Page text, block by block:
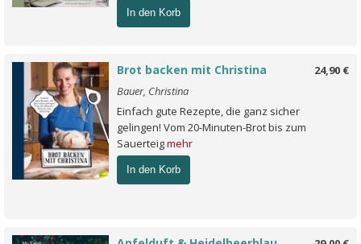
In den Korb
24,90 €
Brot backen mit Christina
Bauer, Christina
Einfach gute Rezepte, die ganz sicher
gelingen! Vom 20-Minuten-Brot bis zum
Sauerteigmehr
In den Korb